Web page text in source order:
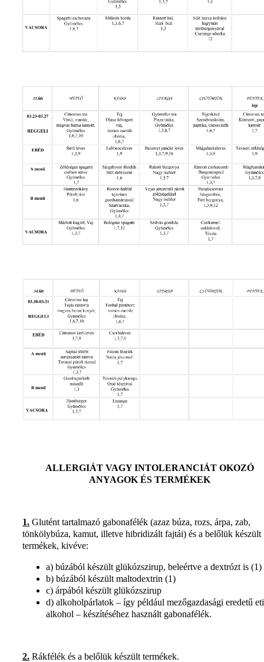
ALLERGIÁT VAGY INTOLERANCIÁT OKOZÓ
ANYAGOK ÉS TERMÉKEK
1. Glutént tartalmazó gabonafélék (azaz búza, rozs, árpa, zab,
tönkölybúza, kamut, illetve hibridizált fajtái) és a belőlük készült
termékek, kivéve:
a) búzából készült glükózszirup, beleértve a dextrózt is (1)
b) búzából készült maltodextrin (1)
c) árpából készült glükózszirup
d) alkoholpárlatok – így például mezőgazdasági eredetű
alkohol – készítéséhez használt gabonafélék.
2. Rákfélék és a belőlük készült termékek.